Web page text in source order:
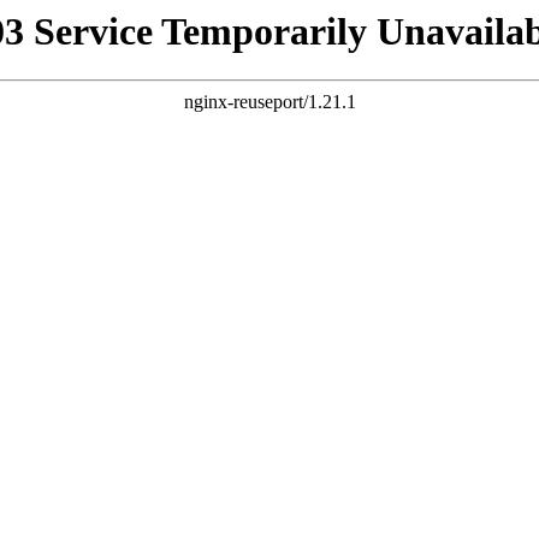
Service Temporarily
nginx-reuseport/1.21.1